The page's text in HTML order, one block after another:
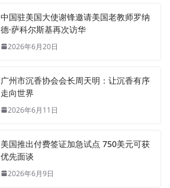
中国驻美国大使谢锋邀请美国老教师罗纳
德·萨科尔斯基再次访华
2026年6月20日
广州市沉香协会会长周天明：让沉香有序
走向世界
2026年6月11日
美国推出付费签证加急试点 750美元可获
优先面谈
2026年6月9日